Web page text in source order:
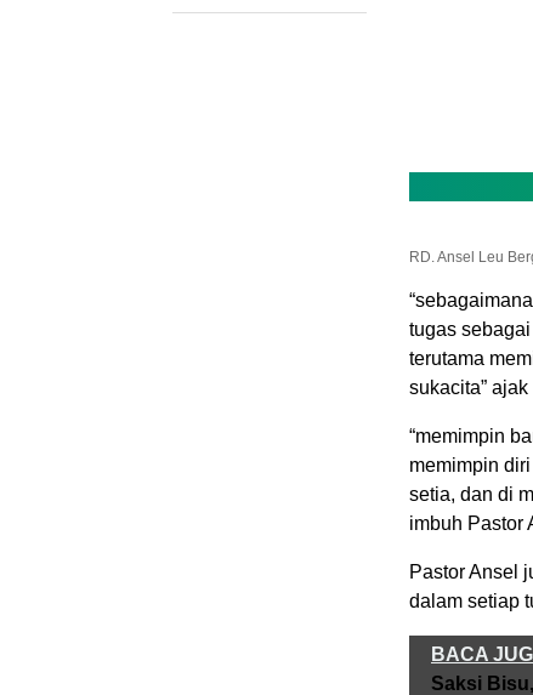
RD. Ansel Leu
tugas
terutama
sukacita”
“memimpin
memimpin
setia, dan di
imbuh Pastor
Pastor Ansel
dalam setiap
BACA
Saksi